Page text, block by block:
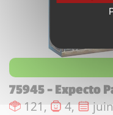
75945 - Expecto
Nombre de
121, Nombre
4,